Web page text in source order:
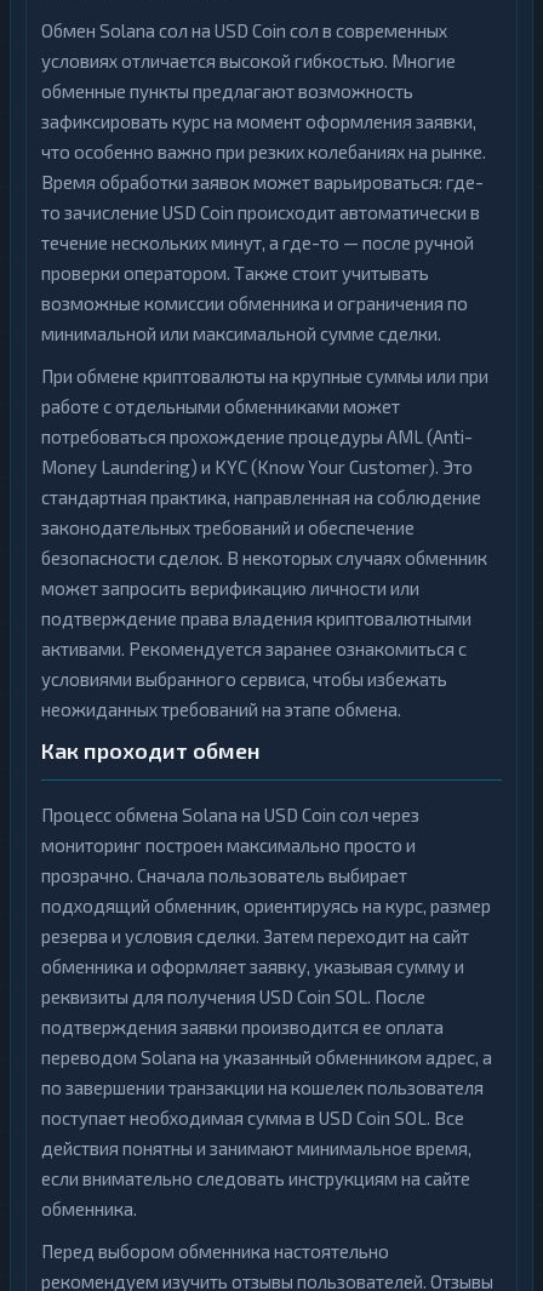
Обмен Solana сол на USD Coin сол в современных
условиях отличается высокой гибкостью. Многие
обменные пункты предлагают возможность
зафиксировать курс на момент оформления заявки,
что особенно важно при резких колебаниях на рынке.
Время обработки заявок может варьироваться: где-
то зачисление USD Coin происходит автоматически в
течение нескольких минут, а где-то — после ручной
проверки оператором. Также стоит учитывать
возможные комиссии обменника и ограничения по
минимальной или максимальной сумме сделки.
При обмене криптовалюты на крупные суммы или при
работе с отдельными обменниками может
потребоваться прохождение процедуры AML (Anti-
Money Laundering) и KYC (Know Your Customer). Это
стандартная практика, направленная на соблюдение
законодательных требований и обеспечение
безопасности сделок. В некоторых случаях обменник
может запросить верификацию личности или
подтверждение права владения криптовалютными
активами. Рекомендуется заранее ознакомиться с
условиями выбранного сервиса, чтобы избежать
неожиданных требований на этапе обмена.
Как проходит обмен
Процесс обмена Solana на USD Coin сол через
мониторинг построен максимально просто и
прозрачно. Сначала пользователь выбирает
подходящий обменник, ориентируясь на курс, размер
резерва и условия сделки. Затем переходит на сайт
обменника и оформляет заявку, указывая сумму и
реквизиты для получения USD Coin SOL. После
подтверждения заявки производится ее оплата
переводом Solana на указанный обменником адрес, а
по завершении транзакции на кошелек пользователя
поступает необходимая сумма в USD Coin SOL. Все
действия понятны и занимают минимальное время,
если внимательно следовать инструкциям на сайте
обменника.
Перед выбором обменника настоятельно
рекомендуем изучить отзывы пользователей. Отзывы